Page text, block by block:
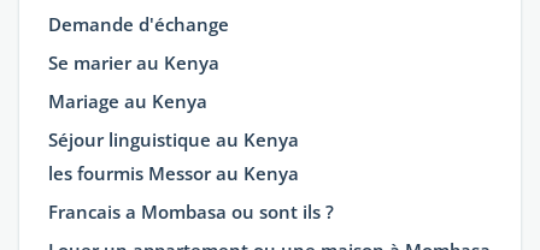
Demande d'échange
Se marier au Kenya
Mariage au Kenya
Séjour linguistique au Kenya
les fourmis Messor au Kenya
Francais a Mombasa ou sont ils ?